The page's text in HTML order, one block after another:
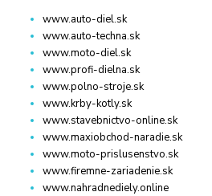
www.auto-diel.sk
www.auto-techna.sk
www.moto-diel.sk
www.profi-dielna.sk
www.polno-stroje.sk
www.krby-kotly.sk
www.stavebnictvo-online.sk
www.maxiobchod-naradie.sk
www.moto-prislusenstvo.sk
www.firemne-zariadenie.sk
www.nahradnediely.online